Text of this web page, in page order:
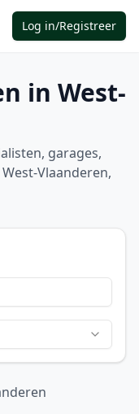
Log in/Registreer
in West-
garages,
West-Vlaanderen,